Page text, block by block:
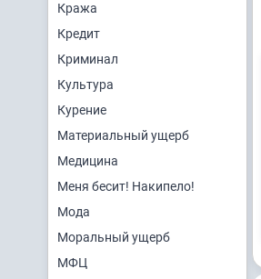
Кража
Кредит
Криминал
Культура
Курение
Материальный ущерб
Медицина
Меня бесит! Накипело!
Мода
Моральный ущерб
МФЦ